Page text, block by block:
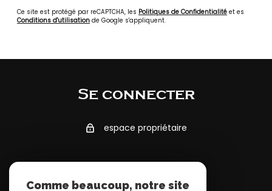
Ce site est protégé par reCAPTCHA, les Politiques de Confidentialité et es
Conditions d'utilisation de Google s'appliquent.
Se connecter
espace propriétaire
Adhérents
Comme beaucoup, notre site